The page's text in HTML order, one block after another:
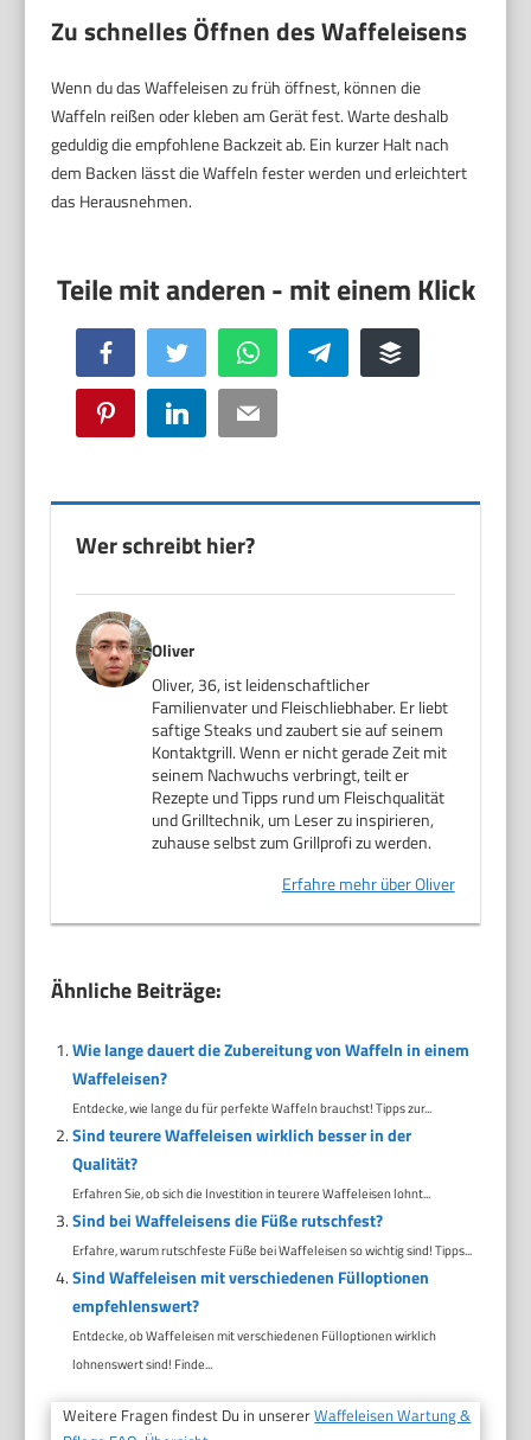
Zu schnelles Öffnen des Waffeleisens
Wenn du das Waffeleisen zu früh öffnest, können die
Waffeln reißen oder kleben am Gerät fest. Warte deshalb
geduldig die empfohlene Backzeit ab. Ein kurzer Halt nach
dem Backen lässt die Waffeln fester werden und erleichtert
das Herausnehmen.
Facebook Twitter WhatsApp Telegram Buffer
Pinterest LinkedIn Email
Wer schreibt hier?
Oliver
Oliver, 36, ist leidenschaftlicher
Familienvater und Fleischliebhaber. Er liebt
saftige Steaks und zaubert sie auf seinem
Kontaktgrill. Wenn er nicht gerade Zeit mit
seinem Nachwuchs verbringt, teilt er
Rezepte und Tipps rund um Fleischqualität
und Grilltechnik, um Leser zu inspirieren,
zuhause selbst zum Grillprofi zu werden.
Erfahre mehr über Oliver
Ähnliche Beiträge:
Wie lange dauert die Zubereitung von Waffeln in einem
Waffeleisen?
Entdecke, wie lange du für perfekte Waffeln brauchst! Tipps zur...
Sind teurere Waffeleisen wirklich besser in der
Qualität?
Erfahren Sie, ob sich die Investition in teurere Waffeleisen lohnt...
Sind bei Waffeleisens die Füße rutschfest?
Erfahre, warum rutschfeste Füße bei Waffeleisen so wichtig sind! Tipps...
Sind Waffeleisen mit verschiedenen Fülloptionen
empfehlenswert?
Entdecke, ob Waffeleisen mit verschiedenen Fülloptionen wirklich
lohnenswert sind! Finde...
Weitere Fragen findest Du in unsererWaffeleisen Wartung &